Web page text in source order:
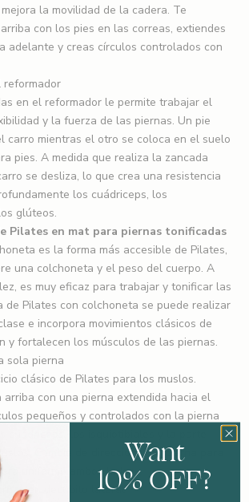
la movilidad de la cadera. Te
con los pies en las correas, extiendes
adelante y creas círculos controlados con
reformador
en el reformador le permite trabajar el
y la fuerza de las piernas. Un pie
carro mientras el otro se coloca en el suelo
pies. A medida que realiza la zancada
se desliza, lo que crea una resistencia
los cuádriceps, los
glúteos.
Pilates en mat para piernas tonificadas
es la forma más accesible de Pilates,
una colchoneta y el peso del cuerpo. A
es muy eficaz para trabajar y tonificar las
de Pilates con colchoneta se puede realizar
e incorpora movimientos clásicos de
y fortalecen los músculos de las piernas.
sola pierna
clásico de Pilates para los muslos.
arriba con una pierna extendida hacia el
pequeños y controlados con la pierna
cuádriceps, los isquiotibiales y la parte
Cambie de dirección y de pierna para
uniforme ambos lados.
en decúbito lateral
Want
10% OFF?